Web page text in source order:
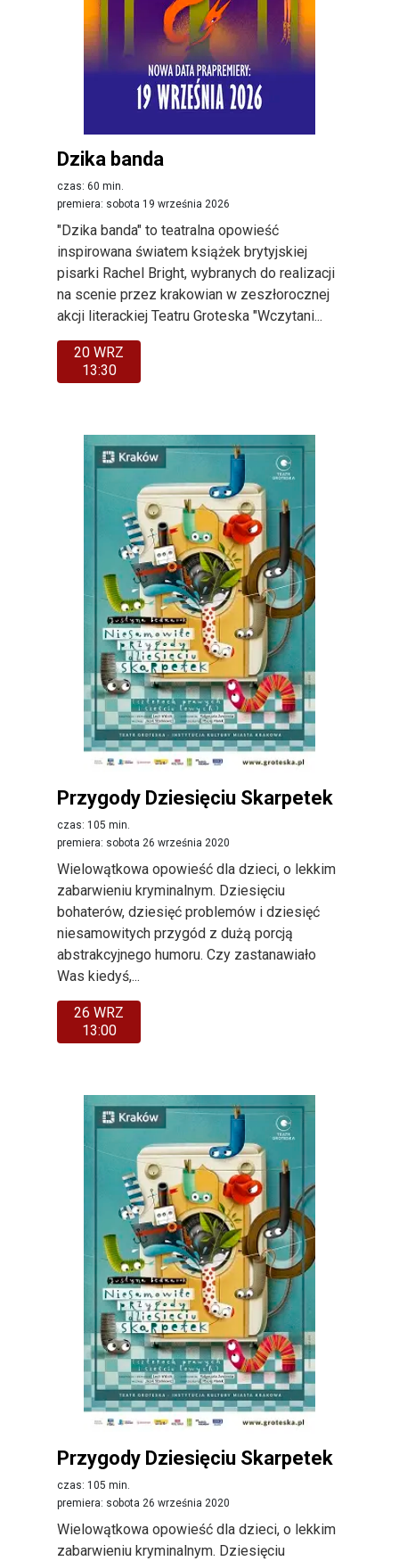
Dzika banda
czas: 60 min.
premiera: sobota 19 września 2026
"Dzika banda" to teatralna opowieść
inspirowana światem książek brytyjskiej
pisarki Rachel Bright, wybranych do realizacji
na scenie przez krakowian w zeszłorocznej
akcji literackiej Teatru Groteska "Wczytani...
20 WRZ
13:30
Przygody Dziesięciu Skarpetek
czas: 105 min.
premiera: sobota 26 września 2020
Wielowątkowa opowieść dla dzieci, o lekkim
zabarwieniu kryminalnym. Dziesięciu
bohaterów, dziesięć problemów i dziesięć
niesamowitych przygód z dużą porcją
abstrakcyjnego humoru. Czy zastanawiało
Was kiedyś,...
26 WRZ
13:00
Przygody Dziesięciu Skarpetek
czas: 105 min.
premiera: sobota 26 września 2020
Wielowątkowa opowieść dla dzieci, o lekkim
zabarwieniu kryminalnym. Dziesięciu